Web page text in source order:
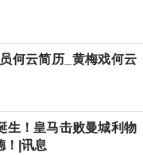
何云简历_黄梅戏何云
生！皇马击败曼城利物
！|讯息